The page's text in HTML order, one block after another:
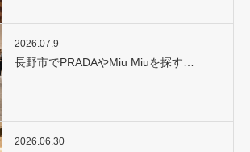
2026.07.9
長野市でPRADAやMiu Miuを探す…
2026.06.30